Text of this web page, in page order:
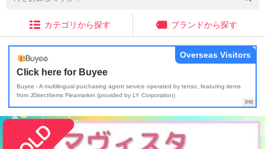
カテゴリから探す ブランドから探す
Click here for Buyee
Buyee - A multilingual purchasing agent service operated by tenso, featuring items
from JDirectItems Fleamarket (provided by LY Corporation)
Overseas Visitors